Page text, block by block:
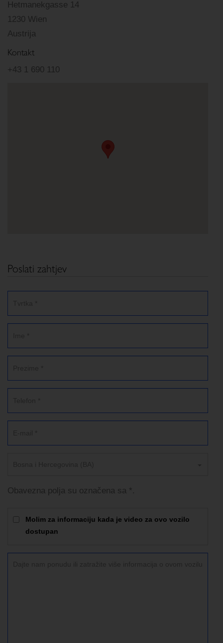
Hetmanekgasse 14
1230 Wien
Austrija
Kontakt
+43 1 690 110
Poslati zahtjev
Obavezna polja su označena sa *.
Molim za informaciju kada je video za ovo vozilo
dostupan